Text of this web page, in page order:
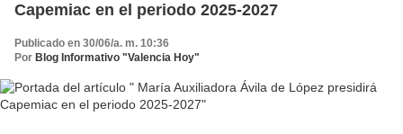
Capemiac en el periodo 2025-2027
Publicado en 30/06/a. m. 10:36
Por Blog Informativo "Valencia Hoy"